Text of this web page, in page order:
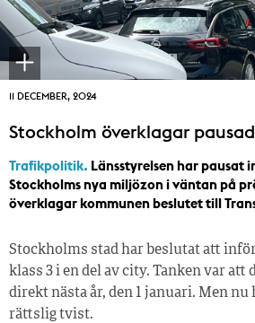
11 DECEMBER, 2024
Stockholm överklagar
Trafikpolitik. Länsstyrelsen har pausat
Stockholms nya miljözon i väntan på
överklagar kommunen beslutet till
Stockholms stad har beslutat att
klass 3 i en del av city. Tanken var att
direkt nästa år, den 1 januari. Men
rättslig tvist.